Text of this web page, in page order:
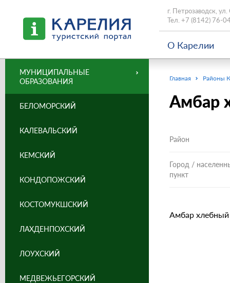
г. Петрозаводск,
Тел. +7 (8142) 76-
О Карелии
Главная Районы
Амбар
Район
Город /
пункт
Амбар
МУНИЦИПАЛЬНЫЕ
ОБРАЗОВАНИЯ
БЕЛОМОРСКИЙ
КАЛЕВАЛЬСКИЙ
КЕМСКИЙ
КОНДОПОЖСКИЙ
КОСТОМУКШСКИЙ
ЛАХДЕНПОХСКИЙ
ЛОУХСКИЙ
МЕДВЕЖЬЕГОРСКИЙ